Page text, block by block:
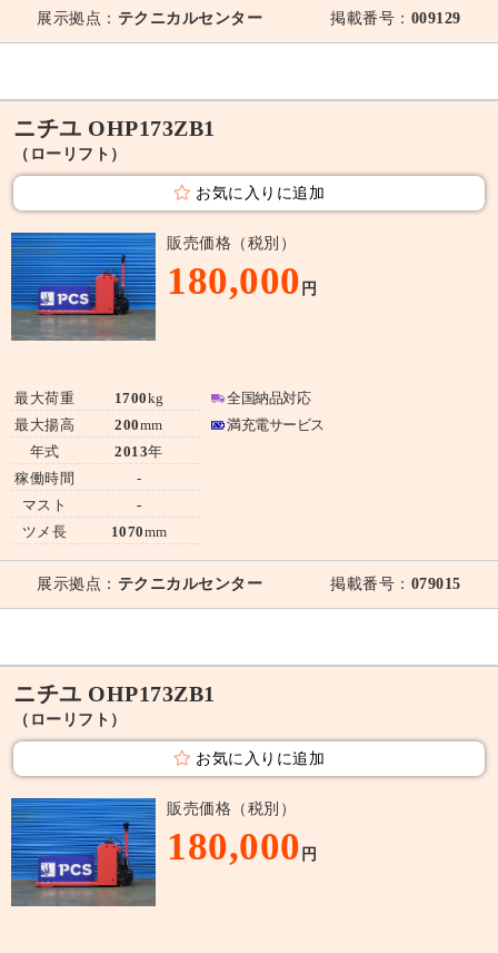
展示拠点： テクニカルセンター 掲載番号： 009129
ニチユ OHP173ZB1
（ローリフト）
お気に入りに追加
販売価格（税別）
180,000 円
最大荷重
最大揚高
年式
稼働時間
マスト
ツメ長
1700kg
200mm
2013年
-
-
1070mm
全国納品対応
満充電サービス
展示拠点： テクニカルセンター 掲載番号： 079015
ニチユ OHP173ZB1
（ローリフト）
お気に入りに追加
販売価格（税別）
180,000 円